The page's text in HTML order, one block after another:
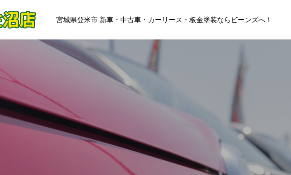
宮城県登米市 新車・中古車・カーリース・板金塗装ならビーンズへ！